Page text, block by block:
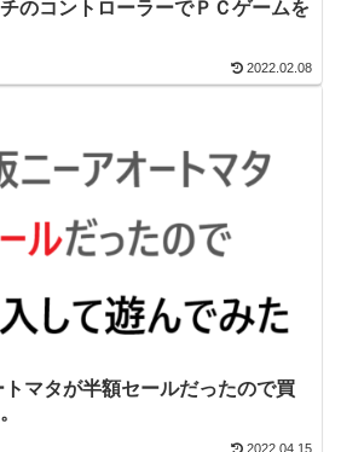
のコントローラーでＰＣゲームを
2022.02.08
マタが半額セールだったので買
2022.04.15